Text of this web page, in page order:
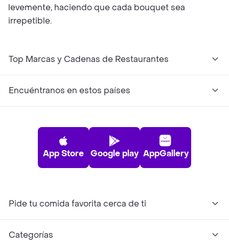
levemente, haciendo que cada bouquet sea
irrepetible.
Top Marcas y Cadenas de Restaurantes
Encuéntranos en estos países
App Store Google play AppGallery
Pide tu comida favorita cerca de ti
Categorías